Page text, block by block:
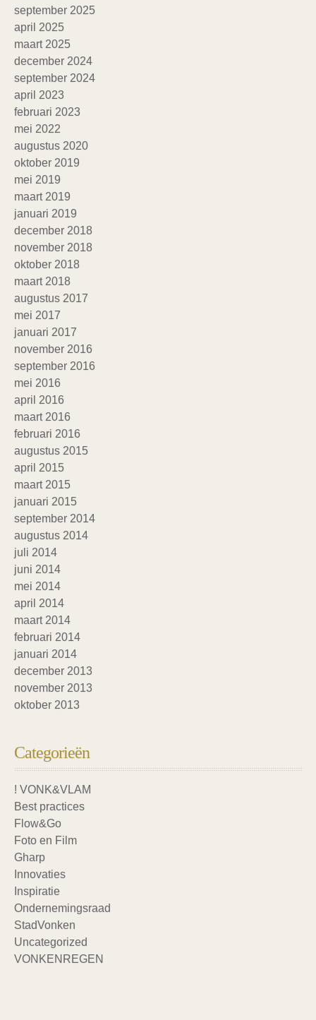
september 2025
april 2025
maart 2025
december 2024
september 2024
april 2023
februari 2023
mei 2022
augustus 2020
oktober 2019
mei 2019
maart 2019
januari 2019
december 2018
november 2018
oktober 2018
maart 2018
augustus 2017
mei 2017
januari 2017
november 2016
september 2016
mei 2016
april 2016
maart 2016
februari 2016
augustus 2015
april 2015
maart 2015
januari 2015
september 2014
augustus 2014
juli 2014
juni 2014
mei 2014
april 2014
maart 2014
februari 2014
januari 2014
december 2013
november 2013
oktober 2013
Categorieën
! VONK&VLAM
Best practices
Flow&Go
Foto en Film
Gharp
Innovaties
Inspiratie
Ondernemingsraad
StadVonken
Uncategorized
VONKENREGEN